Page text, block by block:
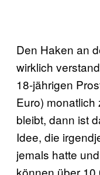
Den Haken an
wirklich
18-jährigen
Euro)
bleibt, dann ist
Idee, die
jemals hatte
können über